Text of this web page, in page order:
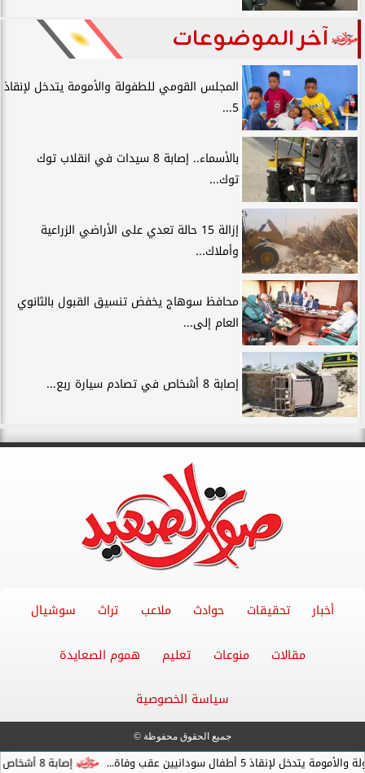
إصابة 8 أشخاص في تصادم سيارة ربع نقل بـ ”ملاكي” على... سودانيين عقب وفاة...
آخر الموضوعات
المجلس القومي للطفولة والأمومة يتدخل لإنقاذ
5...
بالأسماء.. إصابة 8 سيدات في انقلاب توك
توك...
إزالة 15 حالة تعدي على الأراضي الزراعية
وأملاك...
محافظ سوهاج يخفض تنسيق القبول بالثانوي
العام إلى...
إصابة 8 أشخاص في تصادم سيارة ربع...
أخبار تحقيقات حوادث ملاعب تراث سوشيال
مقالات منوعات تعليم هموم الصعايدة
سياسة الخصوصية
جميع الحقوق محفوظة ©